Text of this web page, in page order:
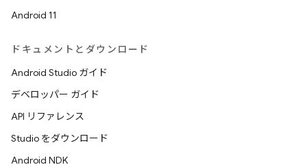
Android 11
ドキュメントとダウンロード
Android Studio ガイド
デベロッパー ガイド
API リファレンス
Studio をダウンロード
Android NDK